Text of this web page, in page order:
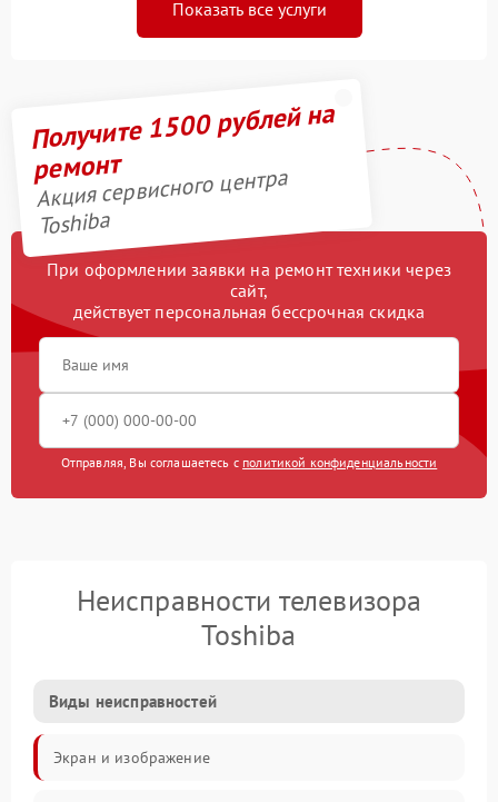
Показать все услуги
Получите 1500 рублей на
ремонт
Акция сервисного центра
Toshiba
При оформлении заявки на ремонт техники через
сайт,
действует персональная бессрочная скидка
Отправляя, Вы соглашаетесь с политикой конфиденциальности
Неисправности телевизора
Toshiba
Виды неисправностей
Экран и изображение